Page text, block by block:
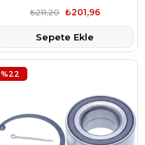
₺201,96
₺211,20
Sepete Ekle
%22